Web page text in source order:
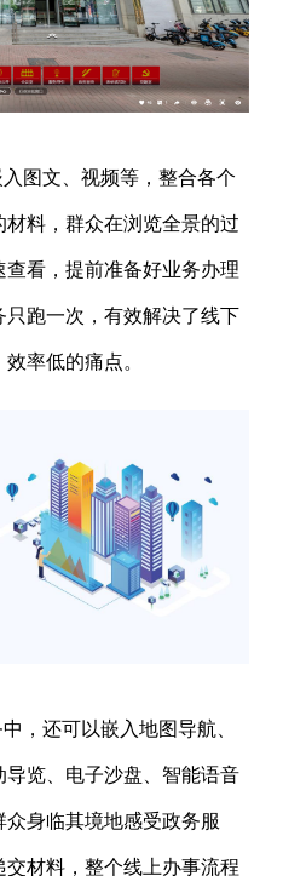
图文、视频等，整合各个
料，群众在浏览全景的过
看，提前准备好业务办理
跑一次，有效解决了线下
率低的痛点。
，还可以嵌入地图导航、
览、电子沙盘、智能语音
身临其境地感受政务服
材料，整个线上办事流程